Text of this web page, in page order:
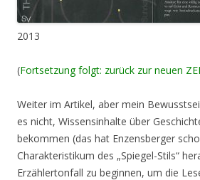
2013
(Fortsetzung folgt: zurück zur neuen
Weiter im Artikel, aber mein
es nicht, Wissensinhalte über
bekommen (das hat Enzensberger
Charakteristikum des „Spiegel-Stils“
Erzählertonfall zu beginnen, um die